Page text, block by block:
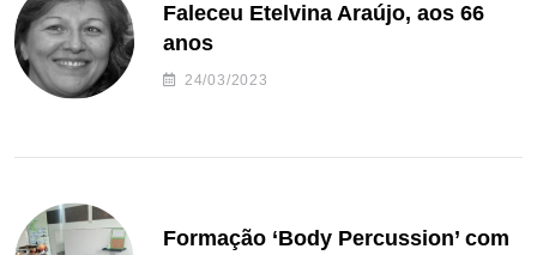
Faleceu Etelvina Araújo, aos 66
anos
24/03/2023
Formação ‘Body Percussion’ com